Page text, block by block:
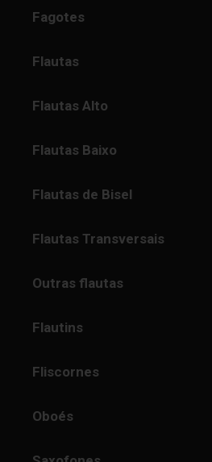
Fagotes
Flautas
Flautas Alto
Flautas Baixo
Flautas de Bisel
Flautas Transversais
Outras flautas
Flautins
Fliscornes
Oboés